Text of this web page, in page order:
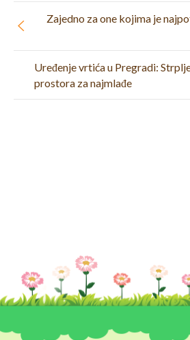
Uređenje vrtića u Pregradi:
prostora za najmlađe
Zajedno za one kojima je